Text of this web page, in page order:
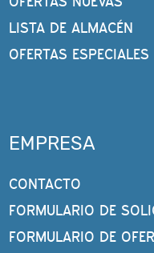
LISTA DE ALMACÉN
OFERTAS ESPECIALES
EMPRESA
CONTACTO
FORMULARIO DE
FORMULARIO DE